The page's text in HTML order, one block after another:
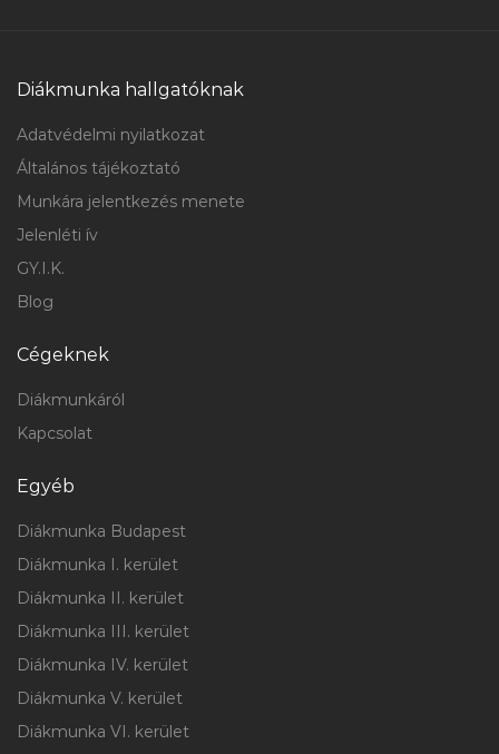
Diákmunka hallgatóknak
Adatvédelmi nyilatkozat
Általános tájékoztató
Munkára jelentkezés menete
Jelenléti ív
GY.I.K.
Blog
Cégeknek
Diákmunkáról
Kapcsolat
Egyéb
Diákmunka Budapest
Diákmunka I. kerület
Diákmunka II. kerület
Diákmunka III. kerület
Diákmunka IV. kerület
Diákmunka V. kerület
Diákmunka VI. kerület